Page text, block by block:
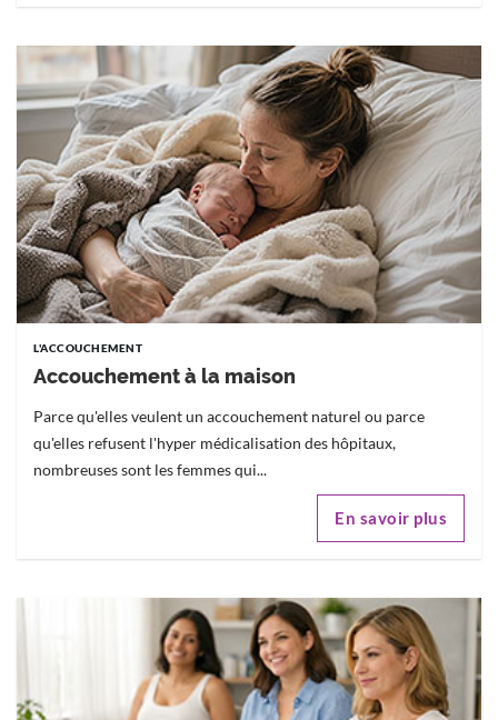
L'ACCOUCHEMENT
Accouchement à la maison
Parce qu'elles veulent un accouchement naturel ou parce
qu'elles refusent l'hyper médicalisation des hôpitaux,
nombreuses sont les femmes qui...
En savoir plus